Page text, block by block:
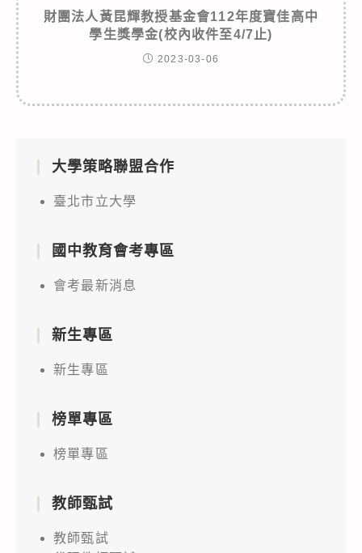
財團法人黃昆輝教授基金會112年度寶佳高中
學生獎學金(校內收件至4/7止)
2023-03-06
大學策略聯盟合作
臺北市立大學
國中教育會考專區
會考最新消息
新生專區
新生專區
榜單專區
榜單專區
教師甄試
教師甄試